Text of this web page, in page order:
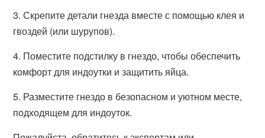
3. Скрепите детали гнезда вместе с помощью клея и
гвоздей (или шурупов).
4. Поместите подстилку в гнездо, чтобы обеспечить
комфорт для индоутки и защитить яйца.
5. Разместите гнездо в безопасном и уютном месте,
подходящем для индоуток.